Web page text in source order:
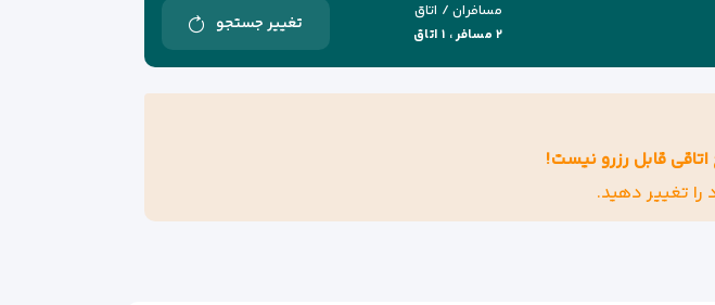
مسافران / اتاق
۲ مسافر ، ۱ اتاق
تغییر جستجو
قابل رزرو نیست!
را تغییر دهید.